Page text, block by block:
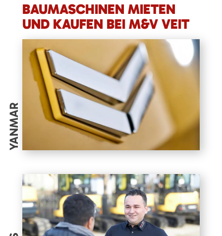
BAUMASCHINEN MIETEN
UND KAUFEN BEI M&V VEIT
YANMAR